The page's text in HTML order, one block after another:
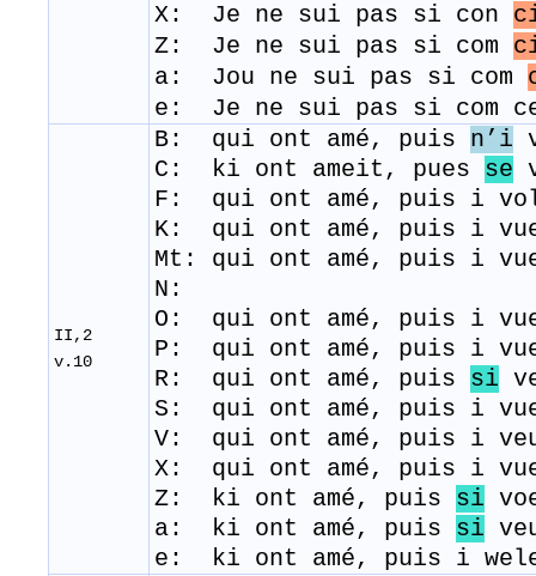
X: Je ne sui pas si con
Z: Je ne sui pas si com
a: Jou ne sui pas si com
e: Je ne sui pas si com
II,2
v.10
B: qui ont amé, puis n’i
C: ki ont ameit, pues se
F: qui ont amé, puis i
K: qui ont amé, puis i
Mt: qui ont amé, puis i
N:
O: qui ont amé, puis i
P: qui ont amé, puis i
R: qui ont amé, puis si
S: qui ont amé, puis i
V: qui ont amé, puis i
X: qui ont amé, puis i
Z: ki ont amé, puis si
a: ki ont amé, puis si
e: ki ont amé, puis i